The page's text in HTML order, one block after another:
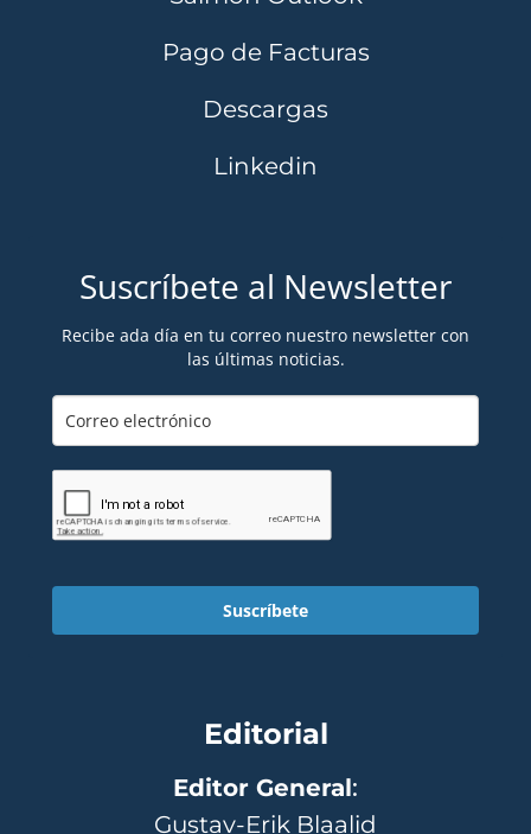
Pago de Facturas
Descargas
Linkedin
Suscríbete al Newsletter
Recibe ada día en tu correo nuestro newsletter con
las últimas noticias.
Suscríbete
Editorial
Editor General:
Gustav-Erik Blaalid